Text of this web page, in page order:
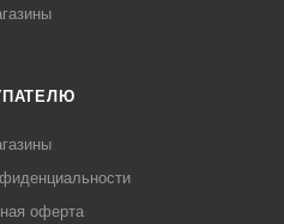
оферта